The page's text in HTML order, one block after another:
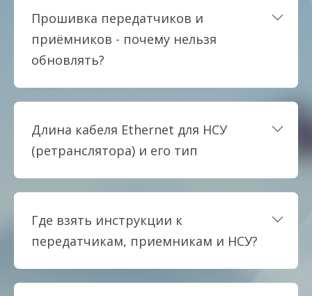
Прошивка передатчиков и
приёмников - почему нельзя
обновлять?
Длина кабеля Ethernet для НСУ
(ретранслятора) и его тип
Где взять инструкции к
передатчикам, приемникам и НСУ?